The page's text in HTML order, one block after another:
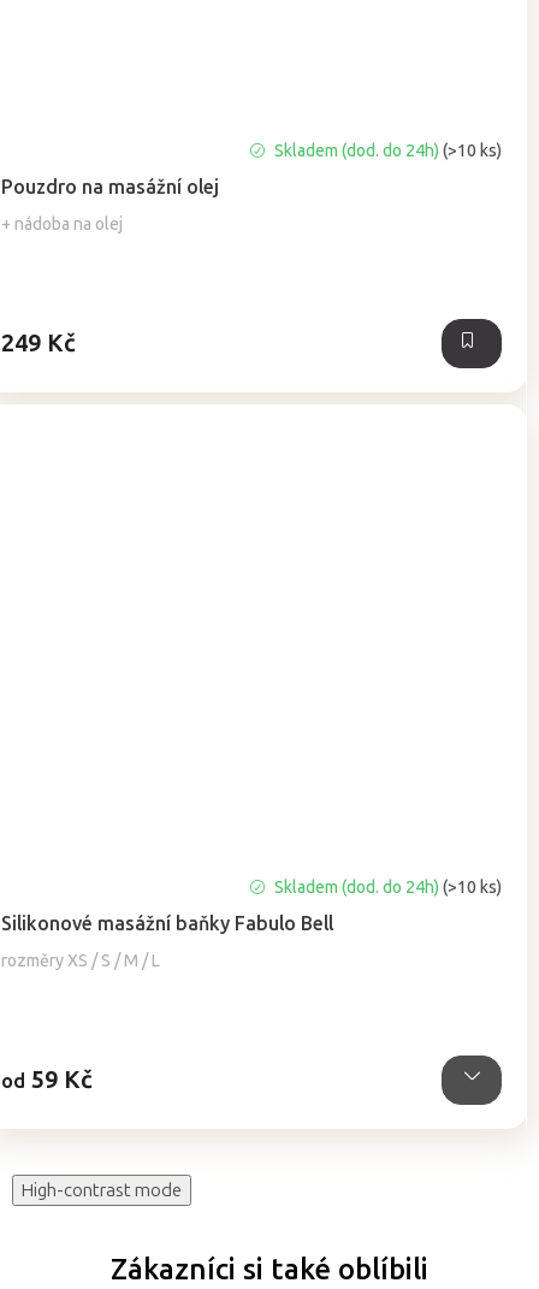
Pouzdro na masážní olej
+ nádoba na olej
hodnocení
produktu
je
Skladem (dod. do 24h)(>10 ks)
249 Kč
Silikonové masážní baňky Fabulo Bell
rozměry XS / S / M / L
hodnocení
produktu
je
Skladem (dod. do 24h)(>10 ks)
od 59 Kč
High-contrast mode
Zákazníci si také oblíbili